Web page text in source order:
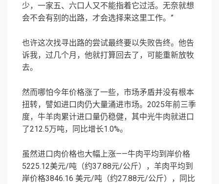
少，一家五、六口人又不能指着它过活。无奈就想
会不会有别的出路，才会选择来这里工作。”
也许这次找寻出路的尝试最终要以失败告终。他告
诉我，过几个月，他就打算回去了，可能重新放牧
去。
然而哪怕今年价格涨了一些，市场矛盾并没有根本
扭转，譬如进口肉仍大量涌进市场。2025年前三季
度，牛羊肉累计进口量仍稳健，其中光牛肉就进口
了212.5万吨，同比增长1.0%。
虽然进口肉价格也大幅上涨——牛肉平均到岸价格
5225.12美元/吨（约37.88元/公斤），羊肉平均到
岸价格3846.16 美元/吨（约27.88元/公斤），同比